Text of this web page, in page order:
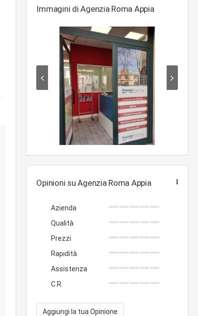
Immagini di Agenzia Roma Appia
Opinioni su Agenzia Roma Appia
Azienda
Qualità
Prezzi
Rapidità
Assistenza
C.R.
Aggiungi la tua Opinione